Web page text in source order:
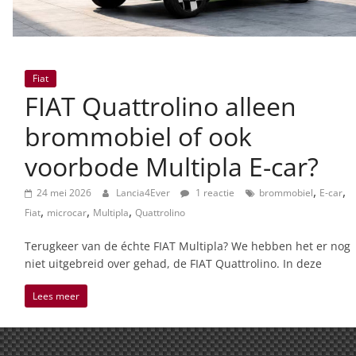
Fiat
FIAT Quattrolino alleen
brommobiel of ook
voorbode Multipla E-car?
24 mei 2026 Lancia4Ever 1 reactie brommobiel, E-car,
Fiat, microcar, Multipla, Quattrolino
Terugkeer van de échte FIAT Multipla? We hebben het er nog
niet uitgebreid over gehad, de FIAT Quattrolino. In deze
Lees meer